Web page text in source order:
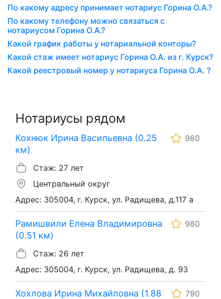
По какому адресу принимает нотариус Горина О.А.?
По какому телефону можно связаться с
нотариусом Горина О.А.?
Какой график работы у нотариальной конторы?
Какой стаж имеет нотариус Горина О.А. из г. Курск?
Какой реестровый номер у нотариуса Горина О.А. ?
Нотариусы рядом
Кохнюк Ирина Васильевна (0.25
км)
980
Стаж: 27 лет
Центральный округ
Адрес: 305004, г. Курск, ул. Радищева, д.117 а
Рамишвили Елена Владимировна
(0.51 км)
980
Стаж: 26 лет
Адрес: 305004, г. Курск, ул. Радищева, д. 93
Хохлова Ирина Михайловна (1.88
790